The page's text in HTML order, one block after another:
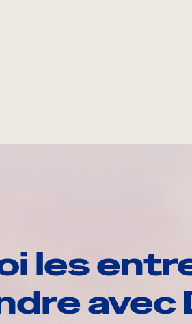
les
avec